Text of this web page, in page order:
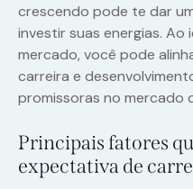
crescendo pode te dar
investir suas energias.
mercado, você pode
carreira e
promissoras no mercado
Principais fatores
expectativa de